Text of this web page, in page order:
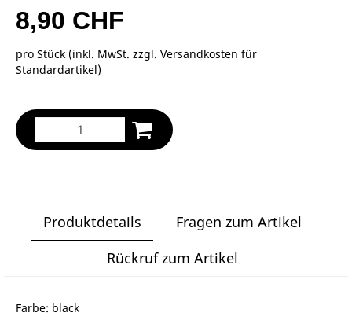
8,90 CHF
pro Stück (inkl. MwSt. zzgl. Versandkosten für
Standardartikel)
Produktdetails
Fragen zum Artikel
Rückruf zum Artikel
Farbe: black